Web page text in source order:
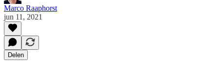
Marco Raaphorst
jun 11, 2021
Delen